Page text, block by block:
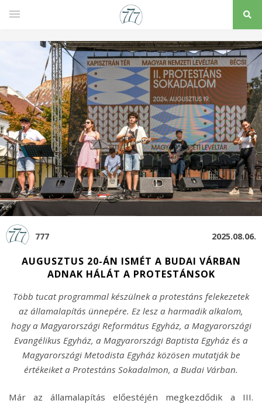
777 2025.08.06.
AUGUSZTUS 20-ÁN ISMÉT A BUDAI VÁRBAN
ADNAK HÁLÁT A PROTESTÁNSOK
Több tucat programmal készülnek a protestáns felekezetek
az államalapítás ünnepére. Ez lesz a harmadik alkalom,
hogy a Magyarországi Református Egyház, a Magyarországi
Evangélikus Egyház, a Magyarországi Baptista Egyház és a
Magyarországi Metodista Egyház közösen mutatják be
értékeiket a Protestáns Sokadalmon, a Budai Várban.
Már az államalapítás előestéjén megkezdődik a III.